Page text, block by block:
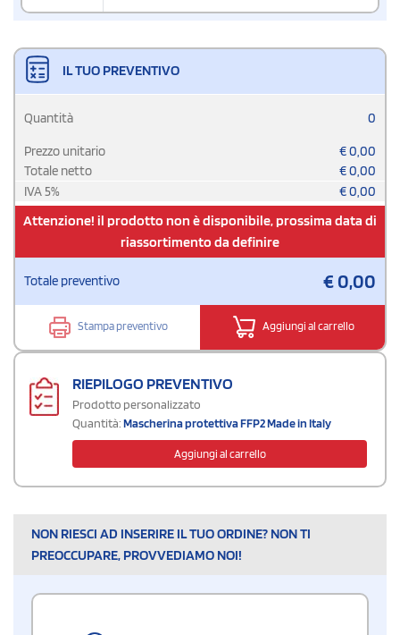
IL TUO PREVENTIVO
Quantità 0
Prezzo unitario €0,00
Totale netto
€0,00
IVA5% €0,00
Attenzione! il prodotto non è disponibile, prossima data di
riassortimento da definire
Totale preventivo €0,00
Stampa preventivo Aggiungi al carrello
RIEPILOGO PREVENTIVO
Prodotto personalizzato
Quantità:Mascherina protettiva FFP2 Made in Italy
Aggiungi al carrello
NON RIESCI AD INSERIRE IL TUO ORDINE? NON TI
PREOCCUPARE, PROVVEDIAMO NOI!